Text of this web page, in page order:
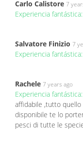
Carlo Calistore 7
Experiencia fantástica:
Salvatore Finizio 7
Experiencia fantástica:
Rachele 7 years ago
Experiencia fantástica:
affidabile ,tutto
disponibile te lo
pesci di tutte le